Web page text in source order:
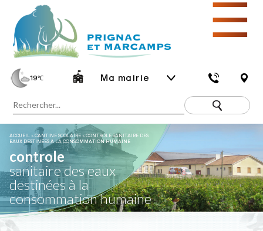
19℃ Ma mairie
☰
ACCUEIL »CANTINE SCOLAIRE»CONTROLE SANITAIRE DES
EAUX DESTINÉES À LA CONSOMMATION HUMAINE
controle
sanitaire des eaux
destinées à la
consommation humaine